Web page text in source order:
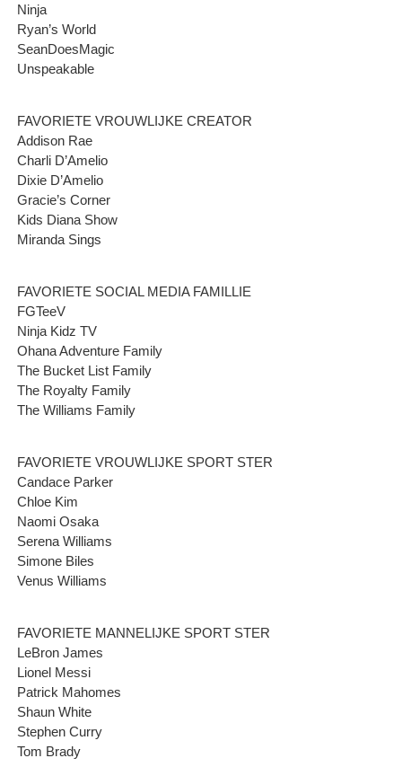
Ninja
Ryan’s World
SeanDoesMagic
Unspeakable
FAVORIETE VROUWLIJKE CREATOR
Addison Rae
Charli D’Amelio
Dixie D’Amelio
Gracie’s Corner
Kids Diana Show
Miranda Sings
FAVORIETE SOCIAL MEDIA FAMILLIE
FGTeeV
Ninja Kidz TV
Ohana Adventure Family
The Bucket List Family
The Royalty Family
The Williams Family
FAVORIETE VROUWLIJKE SPORT STER
Candace Parker
Chloe Kim
Naomi Osaka
Serena Williams
Simone Biles
Venus Williams
FAVORIETE MANNELIJKE SPORT STER
LeBron James
Lionel Messi
Patrick Mahomes
Shaun White
Stephen Curry
Tom Brady